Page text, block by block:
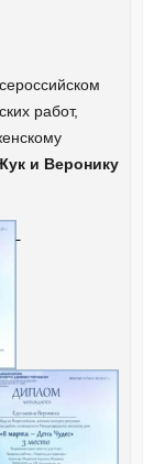
работ,
и Веронику